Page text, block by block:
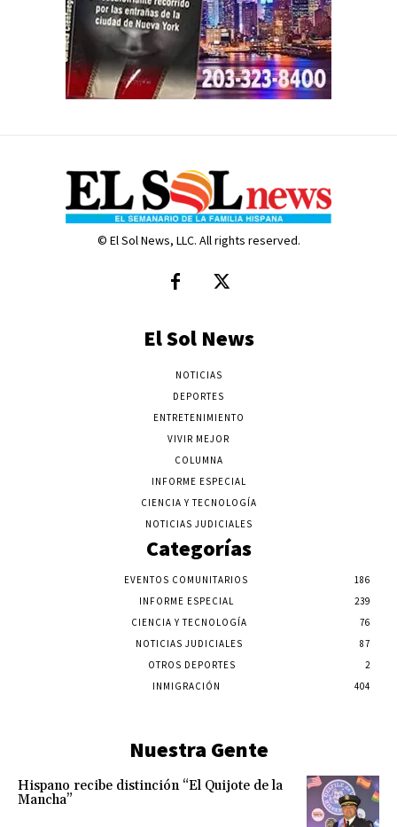
© El Sol News, LLC. All rights reserved.
El Sol News
NOTICIAS
DEPORTES
ENTRETENIMIENTO
VIVIR MEJOR
COLUMNA
INFORME ESPECIAL
CIENCIA Y TECNOLOGÍA
NOTICIAS JUDICIALES
Categorías
EVENTOS COMUNITARIOS
186
INFORME ESPECIAL
239
CIENCIA Y TECNOLOGÍA
76
NOTICIAS JUDICIALES
87
OTROS DEPORTES
2
INMIGRACIÓN
404
Nuestra Gente
Hispano recibe distinción “El Quijote de la
Mancha”